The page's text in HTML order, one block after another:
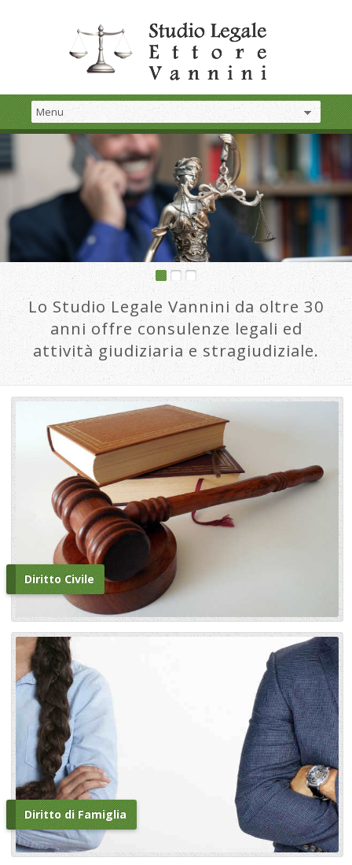
Lo Studio Legale Vannini da oltre 30
anni offre consulenze legali ed
attività giudiziaria e stragiudiziale.
Diritto Civile
Diritto di Famiglia